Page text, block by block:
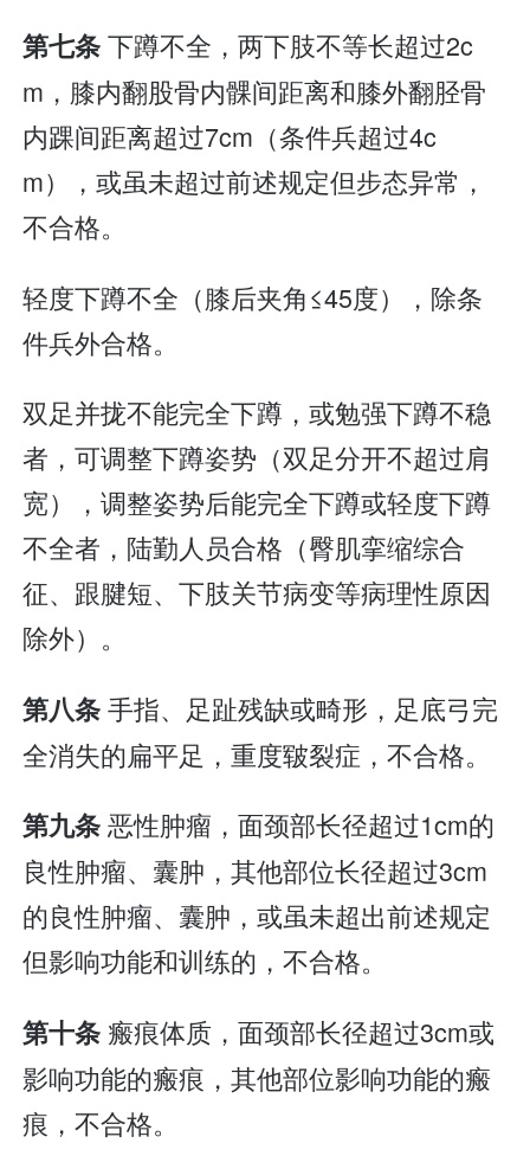
第七条下蹲不全，两下肢不等长超过2c
m，膝内翻股骨内髁间距离和膝外翻胫骨
内踝间距离超过7cm（条件兵超过4c
m），或虽未超过前述规定但步态异常，
不合格。
轻度下蹲不全（膝后夹角≤45度），除条
件兵外合格。
双足并拢不能完全下蹲，或勉强下蹲不稳
者，可调整下蹲姿势（双足分开不超过肩
宽），调整姿势后能完全下蹲或轻度下蹲
不全者，陆勤人员合格（臀肌挛缩综合
征、跟腱短、下肢关节病变等病理性原因
除外）。
第八条手指、足趾残缺或畸形，足底弓完
全消失的扁平足，重度皲裂症，不合格。
第九条恶性肿瘤，面颈部长径超过1cm的
良性肿瘤、囊肿，其他部位长径超过3cm
的良性肿瘤、囊肿，或虽未超出前述规定
但影响功能和训练的，不合格。
第十条 瘢痕体质，面颈部长径超过3cm或
影响功能的瘢痕，其他部位影响功能的瘢
痕，不合格。